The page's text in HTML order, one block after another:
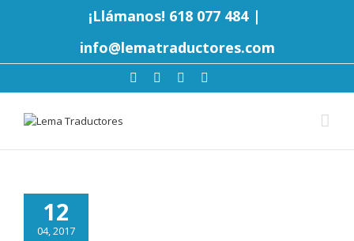
¡Llámanos! 618 077 484 |
info@lematraductores.com
12
04, 2017